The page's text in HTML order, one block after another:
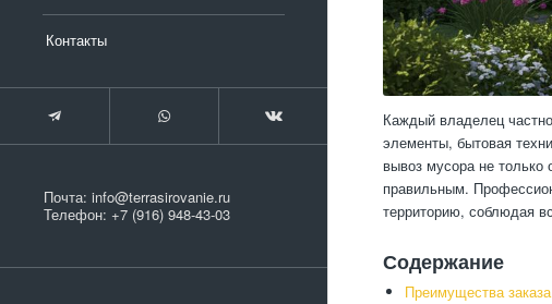
Контакты
Почта: info@terrasirovanie.ru
Телефон: +7 (916) 948-43-03
Каждый владелец
элементы, бытовая
вывоз мусора не только
правильным.
территорию, соблюдая
Содержание
Преимущества